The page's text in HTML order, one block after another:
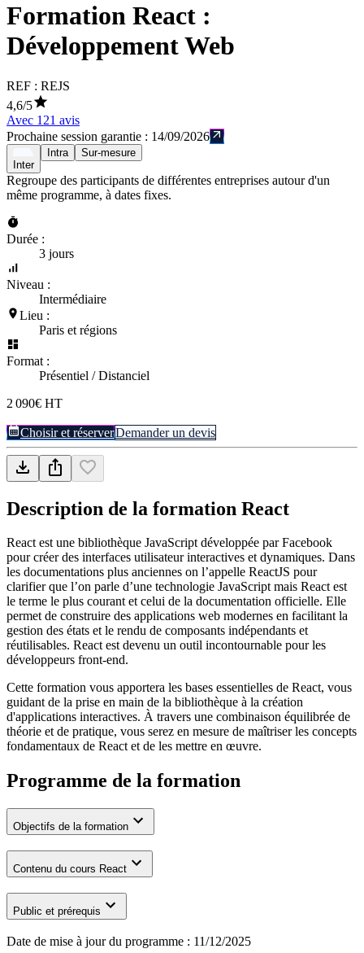
Formation React :
Développement Web
REF : REJS
4,6/5
Avec 121 avis
Prochaine session garantie : 14/09/2026
Inter
Intra Sur-mesure
Regroupe des participants de différentes entreprises autour d'un
même programme, à dates fixes.
Durée :
3 jours
Niveau :
Intermédiaire
Lieu :
Paris et régions
Format :
Présentiel / Distanciel
2 090€ HT
Choisir et réserverDemander un devis
Description de la formation React
React est une bibliothèque JavaScript développée par Facebook
pour créer des interfaces utilisateur interactives et dynamiques. Dans
les documentations plus anciennes on l’appelle ReactJS pour
clarifier que l’on parle d’une technologie JavaScript mais React est
le terme le plus courant et celui de la documentation officielle. Elle
permet de construire des applications web modernes en facilitant la
gestion des états et le rendu de composants indépendants et
réutilisables. React est devenu un outil incontournable pour les
développeurs front-end.
Cette formation vous apportera les bases essentielles de React, vous
guidant de la prise en main de la bibliothèque à la création
d'applications interactives. À travers une combinaison équilibrée de
théorie et de pratique, vous serez en mesure de maîtriser les concepts
fondamentaux de React et de les mettre en œuvre.
Programme de la formation
Objectifs de la formation
Contenu du cours React
Public et prérequis
Date de mise à jour du programme : 11/12/2025